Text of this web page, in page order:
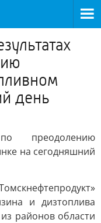
день
преодолению
на сегодняшний
и дизтоплива
районов области